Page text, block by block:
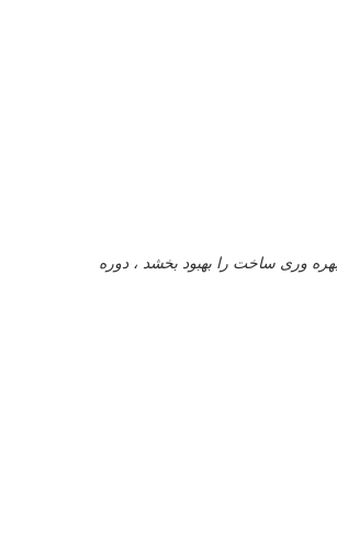
وری ساخت را بهبود بخشد ، دوره